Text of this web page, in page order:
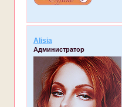
Alisia
Администратор